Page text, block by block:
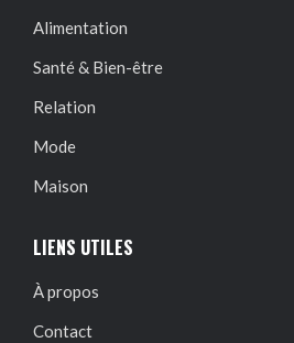
Alimentation
Santé & Bien-être
Relation
Mode
Maison
LIENS UTILES
À propos
Contact